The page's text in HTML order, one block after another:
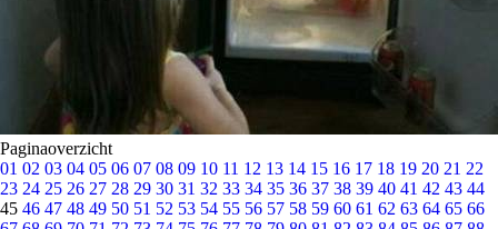
Paginaoverzicht
01 02 03 04 05 06 07 08 09 10 11 12 13 14 15 16 17 18 19 20 21 22
23 24 25 26 27 28 29 30 31 32 33 34 35 36 37 38 39 40 41 42 43 44
45 46 47 48 49 50 51 52 53 54 55 56 57 58 59 60 61 62 63 64 65 66